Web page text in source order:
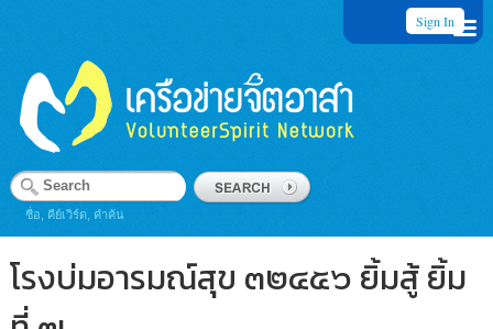
Sign In
ชื่อ, คีย์เวิร์ด, คำค้น
โรงบ่มอารมณ์สุข ๓๒๔๕๖ ยิ้มสู้ ยิ้ม